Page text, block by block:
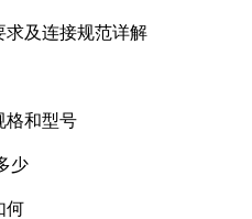
求及连接规范详解
格和型号
少
何